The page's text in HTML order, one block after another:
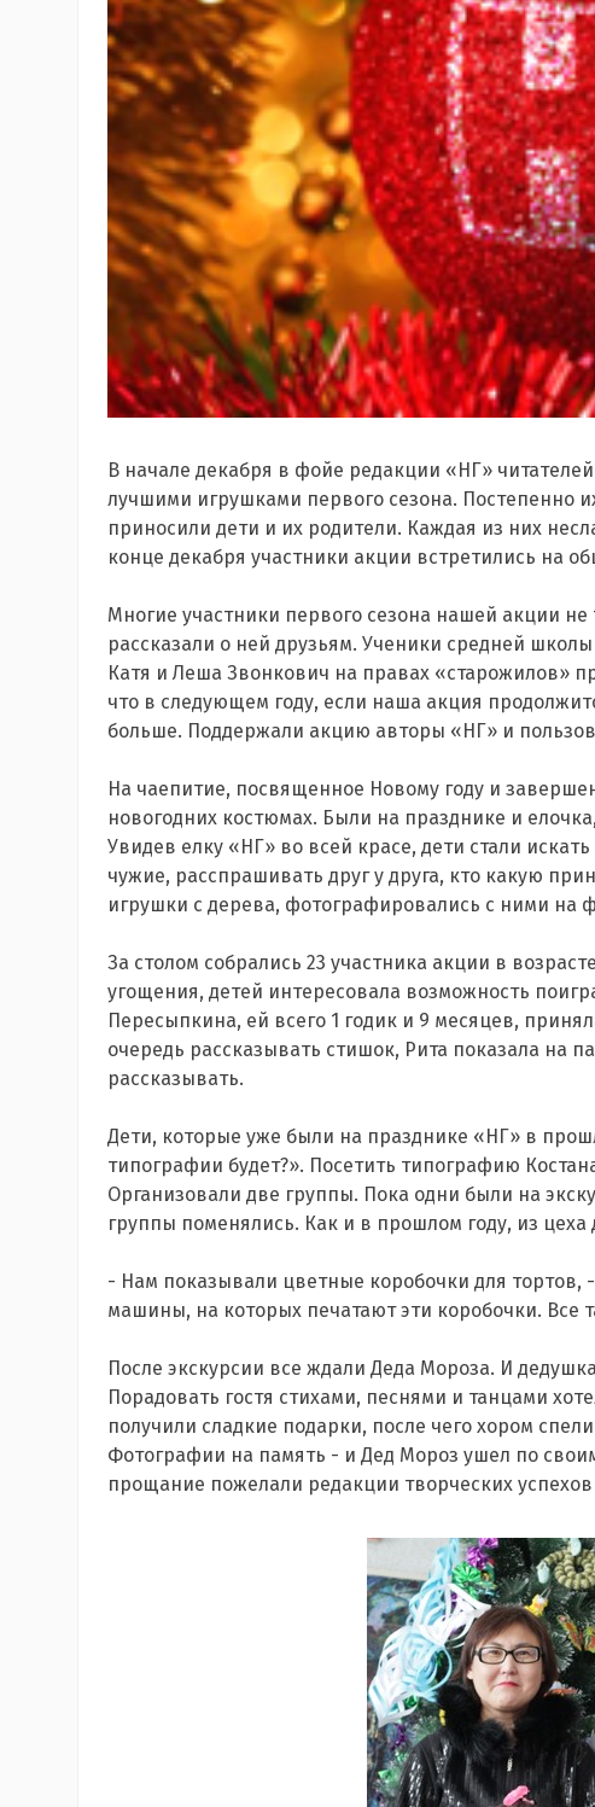
В начале декабря в фойе редакции «НГ»
лучшими игрушками первого сезона. Постепенно
приносили дети и их родители. Каждая из них
конце декабря участники акции встретились на
Многие участники первого сезона нашей акции
рассказали о ней друзьям. Ученики средней
Катя и Леша Звонкович на правах «старожилов»
что в следующем году, если наша акция
больше. Поддержали акцию авторы «НГ» и
На чаепитие, посвященное Новому году и
новогодних костюмах. Были на празднике и
Увидев елку «НГ» во всей красе, дети стали
чужие, расспрашивать друг у друга, кто какую
игрушки с дерева, фотографировались с ними на
За столом собрались 23 участника акции в
угощения, детей интересовала возможность
Пересыпкина, ей всего 1 годик и 9 месяцев,
очередь рассказывать стишок, Рита показала на
рассказывать.
Дети, которые уже были на празднике «НГ» в
типографии будет?». Посетить типографию
Организовали две группы. Пока одни были на
группы поменялись. Как и в прошлом году, из
- Нам показывали цветные коробочки для
машины, на которых печатают эти коробочки. Все
После экскурсии все ждали Деда Мороза. И
Порадовать гостя стихами, песнями и танцами
получили сладкие подарки, после чего хором
Фотографии на память - и Дед Мороз ушел по
прощание пожелали редакции творческих